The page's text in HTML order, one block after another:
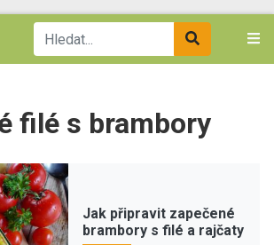
filé s brambory
Jak připravit zapečené
brambory s filé a rajčaty